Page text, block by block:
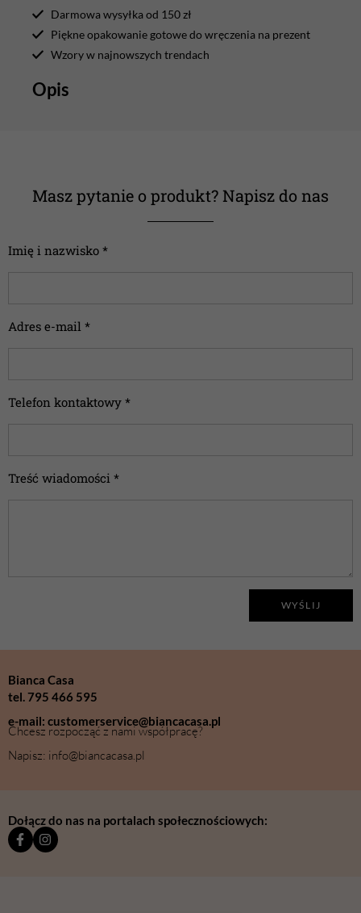
Darmowa wysyłka od 150 zł
Piękne opakowanie gotowe do wręczenia na prezent
Wzory w najnowszych trendach
Opis
Masz pytanie o produkt? Napisz do nas
Imię i nazwisko *
Adres e-mail *
Telefon kontaktowy *
Treść wiadomości *
WYŚLIJ
Bianca Casa
tel. 795 466 595
e-mail: customerservice@biancacasa.pl
Chcesz rozpocząć z nami współpracę?
Napisz: info@biancacasa.pl
Dołącz do nas na portalach społecznościowych: